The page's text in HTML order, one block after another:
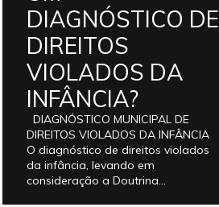
DIAGNÓSTICO DE
DIREITOS
VIOLADOS DA
INFÂNCIA?
DIAGNÓSTICO MUNICIPAL DE
DIREITOS VIOLADOS DA INFÂNCIA
O diagnóstico de direitos violados
da infância, levando em
consideração a Doutrina...